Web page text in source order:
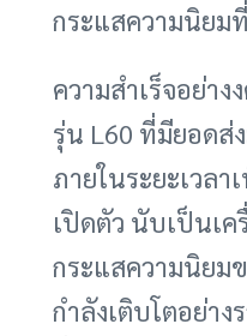
กระแสความนิยม
ความสำเร็จอย่า
รุ่น L60 ที่มียอดส่
ภายในระยะเวล
เปิดตัว นับเป็นเ
กระแสความนิยม
กำลังเติบโตอย่าง